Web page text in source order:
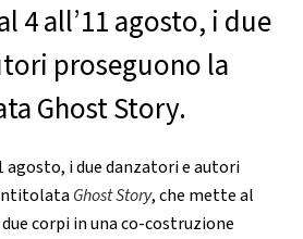
4 all’11 agosto, i due
proseguono la
Ghost Story.
agosto, i due danzatori e autori
Ghost Story, che mette al
corpi in una co-costruzione